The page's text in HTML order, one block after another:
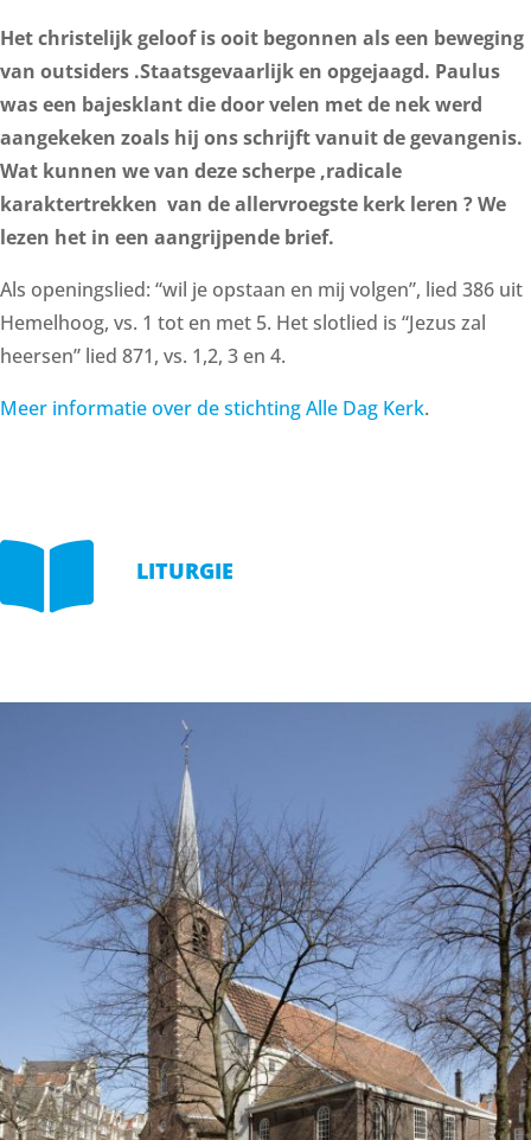
Het christelijk geloof is ooit begonnen als een beweging
van outsiders .Staatsgevaarlijk en opgejaagd. Paulus
was een bajesklant die door velen met de nek werd
aangekeken zoals hij ons schrijft vanuit de gevangenis.
Wat kunnen we van deze scherpe ,radicale
karaktertrekken van de allervroegste kerk leren ? We
lezen het in een aangrijpende brief.
Als openingslied: “wil je opstaan en mij volgen”, lied 386 uit
Hemelhoog, vs. 1 tot en met 5. Het slotlied is “Jezus zal
heersen” lied 871, vs. 1,2, 3 en 4.
Meer informatie over de stichting Alle Dag Kerk.
 LITURGIE